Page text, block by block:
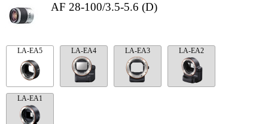
AF 28-100/3.5-5.6 (D)
LA-EA5 LA-EA4 LA-EA3 LA-EA2
LA-EA1